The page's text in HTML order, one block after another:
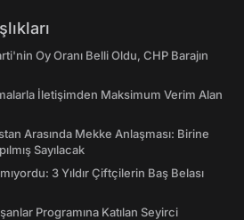
Oy Oranı Belli Oldu, CHP Barajın
İletişimden Maksimum Verim Alan
Arasında Mekke Anlaşması: Birine
Sayılacak
3 Yıldır Çiftçilerin Baş Belası
Programına Katılan Seyirci